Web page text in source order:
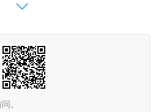
、s、t、u、v、w、x、y、z。英
）所基于的字母，共26个。
26个拉丁字母。
。